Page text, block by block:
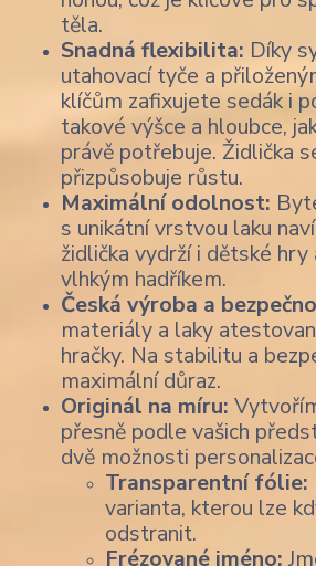
těla.
Snadná flexibilita: Díky
utahovací tyče a
klíčům zafixujete sedák i
takové výšce a hloubce,
právě potřebuje. Židlička
přizpůsobuje růstu.
Maximální odolnost:
s unikátní vrstvou laku
židlička vydrží i dětské
vlhkým hadříkem.
Česká výroba a
materiály a laky
hračky. Na stabilitu a
maximální důraz.
Originál na míru:
přesně podle vašich
dvě možnosti
Transparentní fólie:
varianta, kterou lze
odstranit.
Frézované jméno: